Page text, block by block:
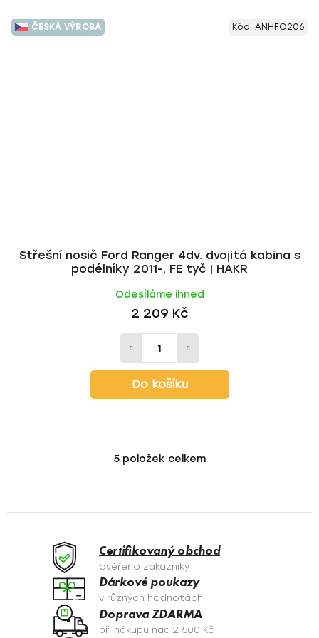
ČESKÁ VÝROBA
Střešní nosič Ford Ranger 4dv. dvojitá kabina s
podélníky 2011-, FE tyč | HAKR
Odesíláme ihned
2 209 Kč
Do košíku
Kód: ANHFO206
O
á
c
í
p
r
v
5položek celkem
Certifikovaný obchod
ověřeno zákazníky
Dárkové poukazy
v různých hodnotách
Doprava ZDARMA
při nákupu nad 2 500 Kč